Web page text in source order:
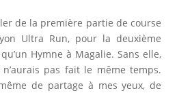
de la première partie de course
Ultra Run, pour la deuxième
Hymne à Magalie. Sans elle,
pas fait le même temps.
de partage à mes yeux, de